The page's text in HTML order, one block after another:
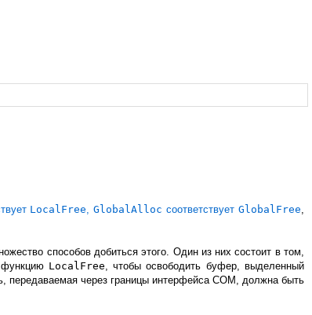
LocalFree,GlobalAlloc соответствуетGlobalFree,
способов добиться этого. Один из них состоит в том,
LocalFree, чтобы освободить буфер, выделенный
передаваемая через границы интерфейса COM, должна быть